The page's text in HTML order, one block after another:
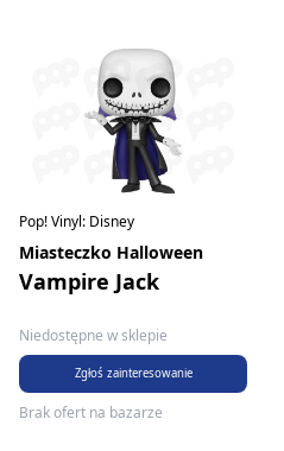
Pop! Vinyl: Disney
Miasteczko Halloween
Vampire Jack
Niedostępne w sklepie
Zgłoś zainteresowanie
Brak ofert na bazarze